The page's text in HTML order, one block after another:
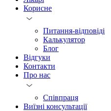
Корисне
Питання-відповіді
Калькулятор
Блог
Відгуки
Контакти
Про нас
Співпраця
Виїзні консультації